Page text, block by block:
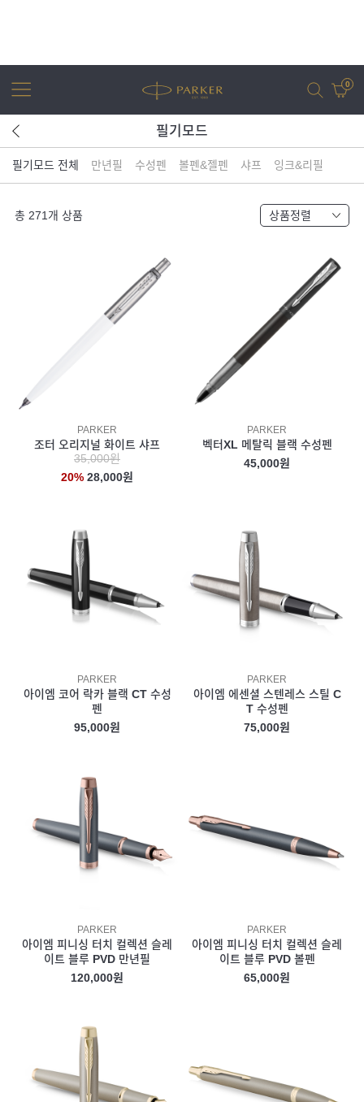
0
어번 아이엠 조터 XL 조터
필기모드
필기모드 전체 만년필 수성펜 볼펜&젤펜 샤프 잉크&리필
총 271 개 상품 상품정렬
PARKER
조터 오리지널 화이트 샤프
35,000원
20% 28,000원
PARKER
벡터XL 메탈릭 블랙 수성펜
45,000원
PARKER
아이엠 코어 락카 블랙 CT 수성
펜
95,000원
PARKER
아이엠 에센셜 스텐레스 스틸 C
T 수성펜
75,000원
PARKER
아이엠 피니싱 터치 컬렉션 슬레
이트 블루 PVD 만년필
120,000원
PARKER
아이엠 피니싱 터치 컬렉션 슬레
이트 블루 PVD 볼펜
65,000원